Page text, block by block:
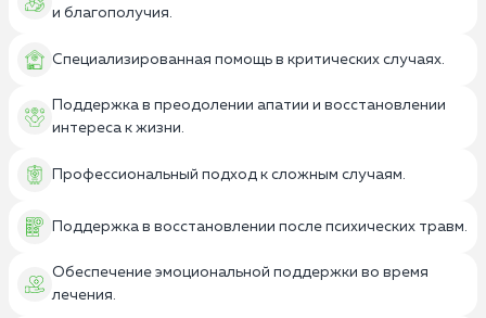
и благополучия.
Специализированная помощь в критических случаях.
Поддержка в преодолении апатии и восстановлении
интереса к жизни.
Профессиональный подход к сложным случаям.
Поддержка в восстановлении после психических травм.
Обеспечение эмоциональной поддержки во время
лечения.